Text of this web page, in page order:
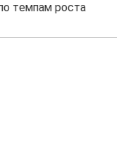
темпам роста